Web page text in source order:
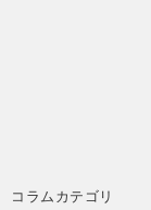
コラムカテゴリ